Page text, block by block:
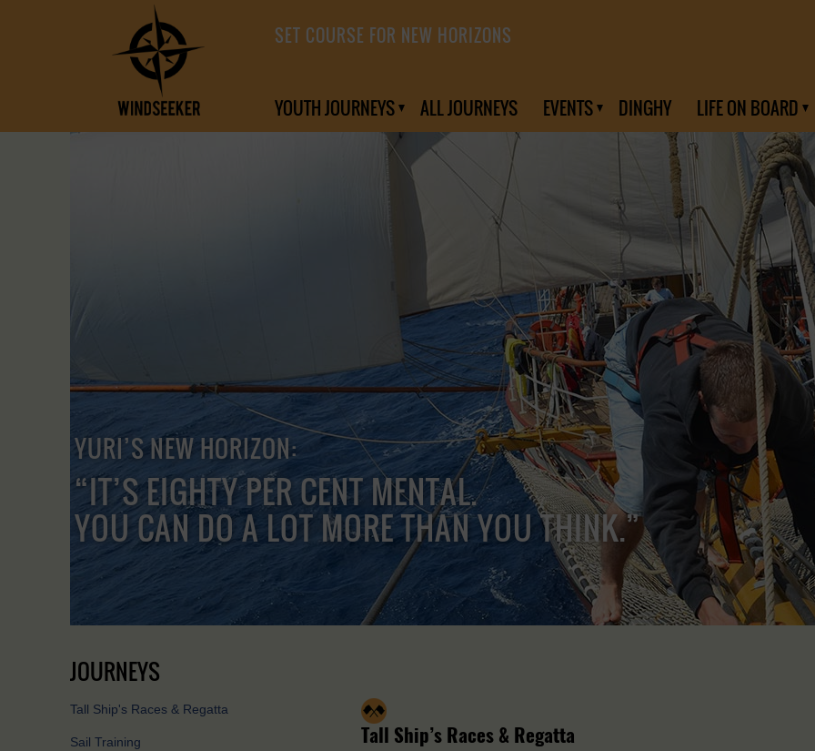
SET COURSE FOR NEW HORIZONS
YOUTH JOURNEYS ALL JOURNEYS EVENTS DINGHY LIFE ON BOARD
YURI’S NEW HORIZON:
“IT’S EIGHTY PER CENT MENTAL.
YOU CAN DO A LOT MORE THAN YOU THINK.”
JOURNEYS
Tall Ship's Races & Regatta
Sail Training Tall Ship’s Races & Regatta